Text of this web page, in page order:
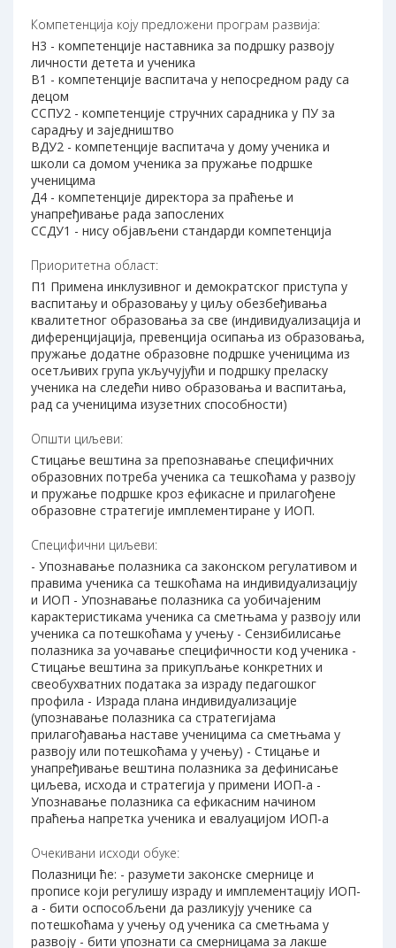
Компетенција коју предложени програм развија:
Н3 - компетенције наставника за подршку развоју
личности детета и ученика
В1 - компетенције васпитача у непосредном раду са
децом
ССПУ2 - компетенције стручних сарадника у ПУ за
сарадњу и заједништво
ВДУ2 - компетенције васпитача у дому ученика и
школи са домом ученика за пружање подршке
ученицима
Д4 - компетенције директора за праћење и
унапређивање рада запослених
ССДУ1 - нису објављени стандарди компетенција
Приоритетна област:
П1 Примена инклузивног и демократског приступа у
васпитању и образовању у циљу обезбеђивања
квалитетног образовања за све (индивидуализација и
диференцијација, превенција осипања из образовања,
пружање додатне образовне подршке ученицима из
осетљивих група укључујући и подршку преласку
ученика на следећи ниво образовања и васпитања,
рад са ученицима изузетних способности)
Општи циљеви:
Стицање вештина за препознавање специфичних
образовних потреба ученика са тешкоћама у развоју
и пружање подршке кроз ефикасне и прилагођене
образовне стратегије имплементиране у ИОП.
Специфични циљеви:
- Упознавање полазника са законском регулативом и
правима ученика са тешкоћама на индивидуализацију
и ИОП - Упознавање полазника са уобичајеним
карактеристикама ученика са сметњама у развоју или
ученика са потешкоћама у учењу - Сензибилисање
полазника за уочавање специфичности код ученика -
Стицање вештина за прикупљање конкретних и
свеобухватних података за израду педагошког
профила - Израда плана индивидуализације
(упознавање полазника са стратегијама
прилагођавања наставе ученицима са сметњама у
развоју или потешкоћама у учењу) - Стицање и
унапређивање вештина полазника за дефинисање
циљева, исхода и стратегија у примени ИОП-а -
Упознавање полазника са ефикасним начином
праћења напретка ученика и евалуацијом ИОП-а
Очекивани исходи обуке:
Полазници ће: - разумети законске смернице и
прописе који регулишу израду и имплементацију ИОП-
а - бити оспособљени да разликују ученике са
потешкоћама у учењу од ученика са сметњама у
развоју - бити упознати са смерницама за лакше